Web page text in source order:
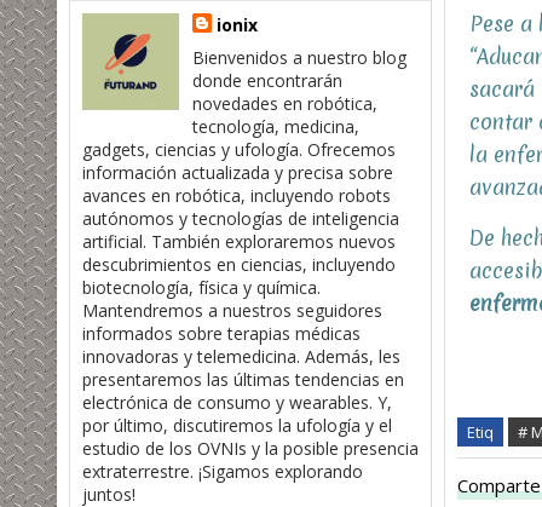
ionix
Bienvenidos a nuestro blog
donde encontrarán
novedades en robótica,
tecnología, medicina,
gadgets, ciencias y ufología. Ofrecemos
información actualizada y precisa sobre
avances en robótica, incluyendo robots
autónomos y tecnologías de inteligencia
artificial. También exploraremos nuevos
descubrimientos en ciencias, incluyendo
biotecnología, física y química.
Mantendremos a nuestros seguidores
informados sobre terapias médicas
innovadoras y telemedicina. Además, les
presentaremos las últimas tendencias en
electrónica de consumo y wearables. Y,
por último, discutiremos la ufología y el
estudio de los OVNIs y la posible presencia
extraterrestre. ¡Sigamos explorando
juntos!
Pese
sacará
contar
la
De
Etiq #